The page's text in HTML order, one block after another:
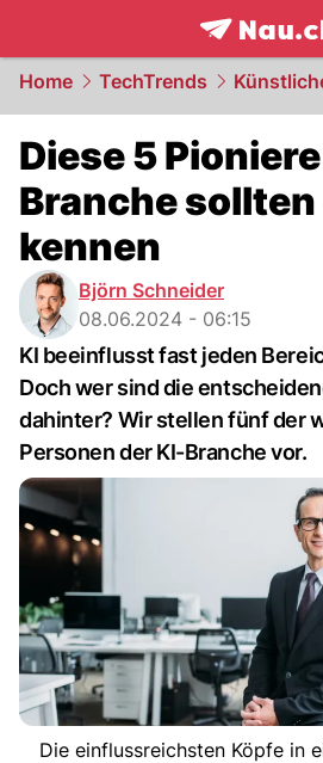
frontpage.
Home TechTrends
Diese 5
Branche sollten
kennen
Björn Schneider
08.06.2024 - 06:15
KI beeinflusst fast jeden
Doch wer sind die
dahinter? Wir stellen fünf der
Personen der KI-Branche vor.
Die einflussreichsten Köpfe in